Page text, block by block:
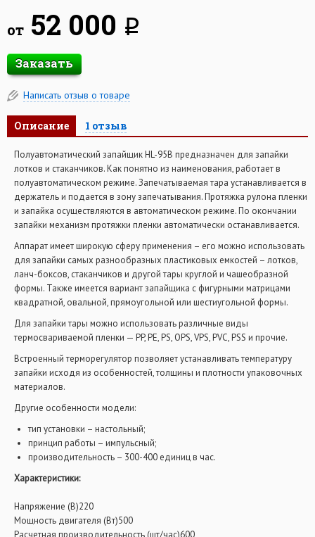
от 52 000 q
Заказать
Написать отзыв о товаре
Описание 1 отзыв
Полуавтоматический запайщик HL-95B предназначен для запайки
лотков и стаканчиков. Как понятно из наименования, работает в
полуавтоматическом режиме. Запечатываемая тара устанавливается в
держатель и подается в зону запечатывания. Протяжка рулона пленки
и запайка осуществляются в автоматическом режиме. По окончании
запайки механизм протяжки пленки автоматически останавливается.
Аппарат имеет широкую сферу применения – его можно использовать
для запайки самых разнообразных пластиковых емкостей – лотков,
ланч-боксов, стаканчиков и другой тары круглой и чашеобразной
формы. Также имеется вариант запайщика с фигурными матрицами
квадратной, овальной, прямоугольной или шестиугольной формы.
Для запайки тары можно использовать различные виды
термосвариваемой пленки — PP, PE, PS, OPS, VPS, PVC, PSS и прочие.
Встроенный терморегулятор позволяет устанавливать температуру
запайки исходя из особенностей, толщины и плотности упаковочных
материалов.
Другие особенности модели:
тип установки – настольный;
принцип работы – импульсный;
производительность – 300-400 единиц в час.
Характеристики:
Напряжение (В)220
Мощность двигателя (Вт)500
Расчетная производительность (шт/час)600